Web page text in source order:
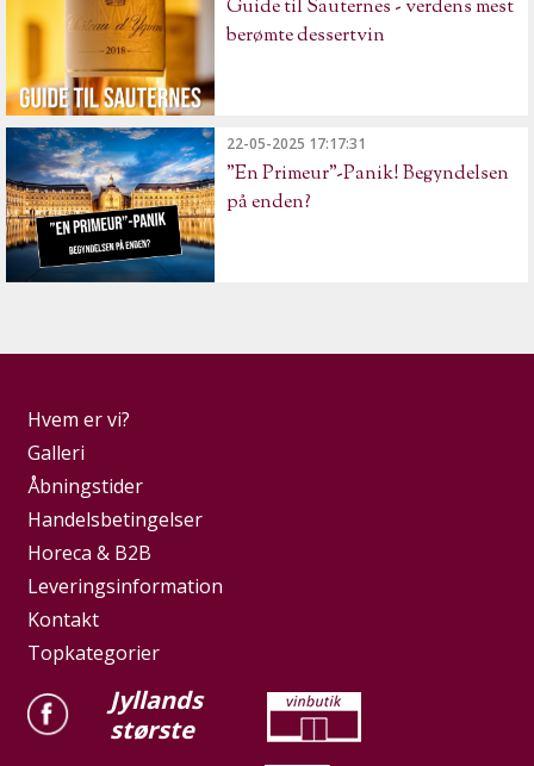
Guide til Sauternes - verdens mest
berømte dessertvin
22-05-2025 17:17:31
"En Primeur"-Panik! Begyndelsen
på enden?
Hvem er vi?
Galleri
Åbningstider
Handelsbetingelser
Horeca & B2B
Leveringsinformation
Kontakt
Topkategorier
Jyllands
største